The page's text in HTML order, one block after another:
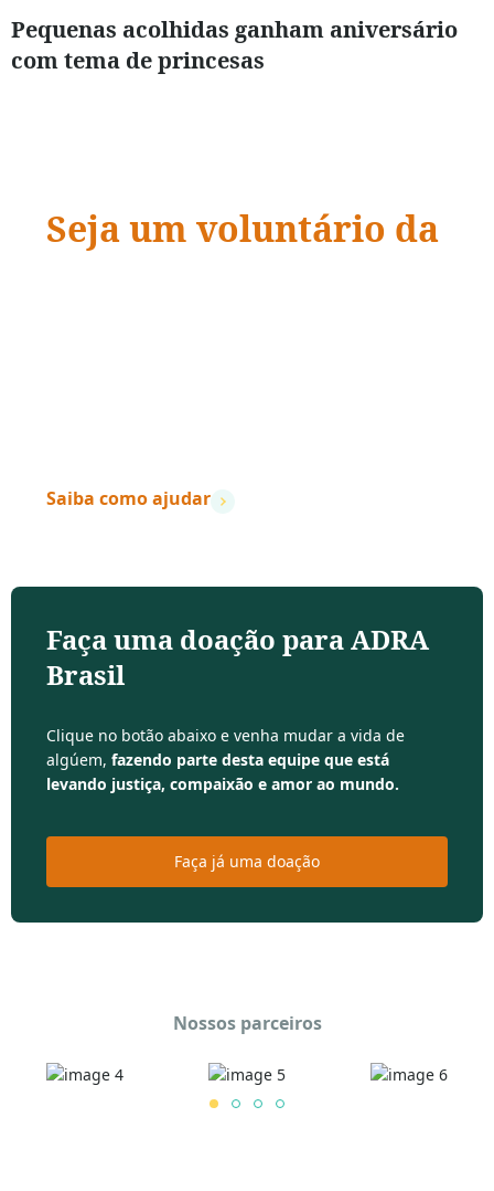
Pequenas acolhidas ganham aniversário
com tema de princesas
Seja um voluntário da
Saiba como ajudar
Faça uma doação para ADRA
Brasil
Clique no botão abaixo e venha mudar a vida de
algúem, fazendo parte desta equipe que está
levando justiça, compaixão e amor ao mundo.
Faça já uma doação
Nossos parceiros